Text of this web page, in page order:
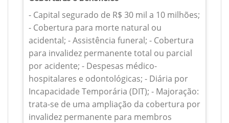
- Capital segurado de R$ 30 mil a 10 milhões;
- Cobertura para morte natural ou
acidental; - Assistência funeral; - Cobertura
para invalidez permanente total ou parcial
por acidente; - Despesas médico-
hospitalares e odontológicas; - Diária por
Incapacidade Temporária (DIT); - Majoração:
trata-se de uma ampliação da cobertura por
invalidez permanente para membros